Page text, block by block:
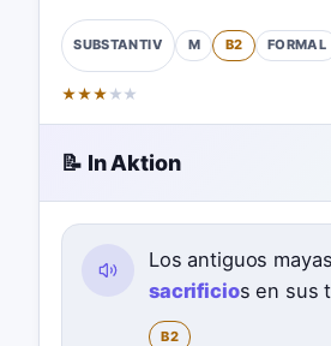
SUBSTANTIV M B2 FORMAL
★★★ ★ ★
📝 In Aktion
Los antiguos
sacrificios en sus
B2